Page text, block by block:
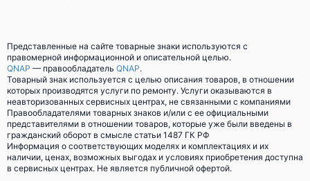
Представленные на сайте товарные знаки используются с
правомерной информационной и описательной целью.
QNAP — правообладатель QNAP.
Товарный знак используется с целью описания товаров, в отношении
которых производятся услуги по ремонту. Услуги оказываются в
неавторизованных сервисных центрах, не связанными с компаниями
Правообладателями товарных знаков и/или с ее официальными
представителями в отношении товаров, которые уже были введены в
гражданский оборот в смысле статьи 1487 ГК РФ
Информация о соответствующих моделях и комплектациях и их
наличии, ценах, возможных выгодах и условиях приобретения доступна
в сервисных центрах. Не является публичной офертой.